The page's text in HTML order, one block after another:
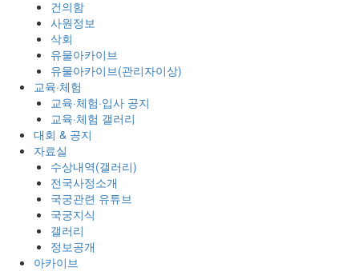
건의함
사원정보
삭회
유물아카이브
유물아카이브(관리자이상)
교육·체험
교육·체험·입사 공지
교육·체험 갤러리
대회 & 공지
자료실
수상내역(갤러리)
전국사정소개
국궁관련 유튜브
국궁지식
갤러리
정보공개
아카이브